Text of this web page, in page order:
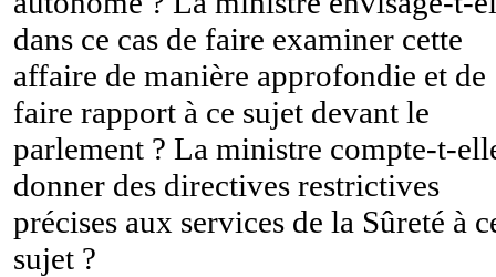
dans ce cas de faire examiner cette
affaire de manière approfondie et de
faire rapport à ce sujet devant le
parlement ? La ministre compte-t-
donner des directives restrictives
précises aux services de la Sûreté à
sujet ?